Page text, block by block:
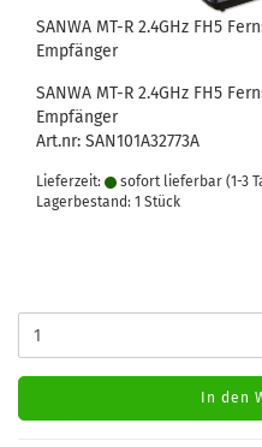
SANWA MT-R 2.4GHz FH5
Empfänger
SANWA MT-R 2.4GHz FH5
Empfänger
Art.nr: SAN101A32773A
Lieferzeit: sofort lieferbar (1-3
Lagerbestand: 1 Stück
In den